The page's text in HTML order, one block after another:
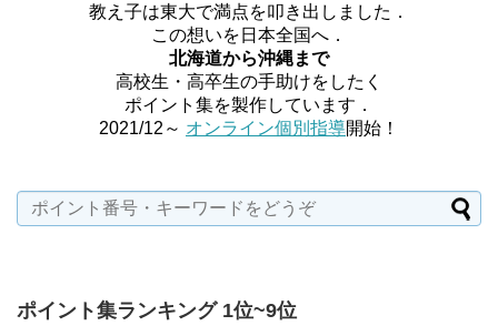
教え子は東大で満点を叩き出しました．
この想いを日本全国へ．
北海道から沖縄まで
高校生・高卒生の手助けをしたく
ポイント集を製作しています．
2021/12～ オンライン個別指導開始！
ポイント集ランキング 1位~9位